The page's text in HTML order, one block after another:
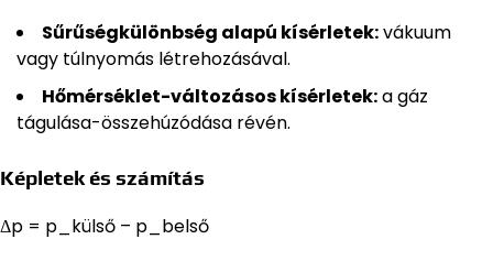
Sűrűségkülönbség alapú kísérletek:vákuum
vagy túlnyomás létrehozásával.
Hőmérséklet-változásos kísérletek:a gáz
tágulása-összehúzódása révén.
Képletek és számítás
Δp = p_külső – p_belső